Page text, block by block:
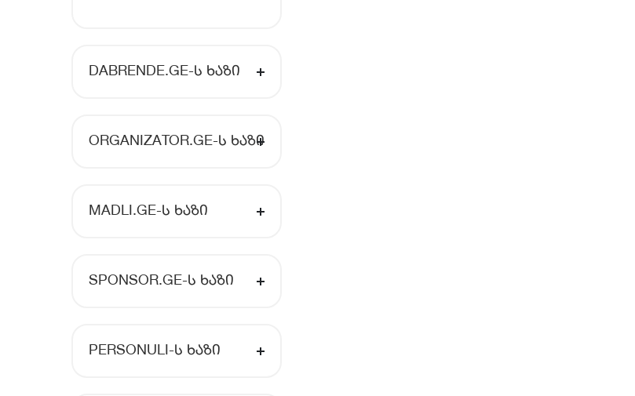
DABRENDE.GE-Ს ᲮᲐᲖᲘ
ORGANIZATOR.GE-Ს ᲮᲐᲖᲘ
MADLI.GE-Ს ᲮᲐᲖᲘ
SPONSOR.GE-Ს ᲮᲐᲖᲘ
PERSONULI-Ს ᲮᲐᲖᲘ